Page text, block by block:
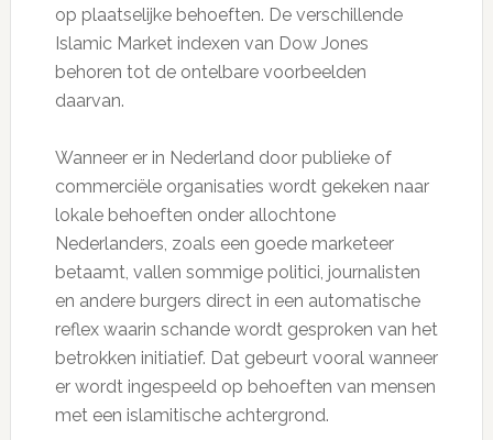
op plaatselijke behoeften. De verschillende
Islamic Market indexen van Dow Jones
behoren tot de ontelbare voorbeelden
daarvan.
Wanneer er in Nederland door publieke of
commerciële organisaties wordt gekeken naar
lokale behoeften onder allochtone
Nederlanders, zoals een goede marketeer
betaamt, vallen sommige politici, journalisten
en andere burgers direct in een automatische
reflex waarin schande wordt gesproken van het
betrokken initiatief. Dat gebeurt vooral wanneer
er wordt ingespeeld op behoeften van mensen
met een islamitische achtergrond.